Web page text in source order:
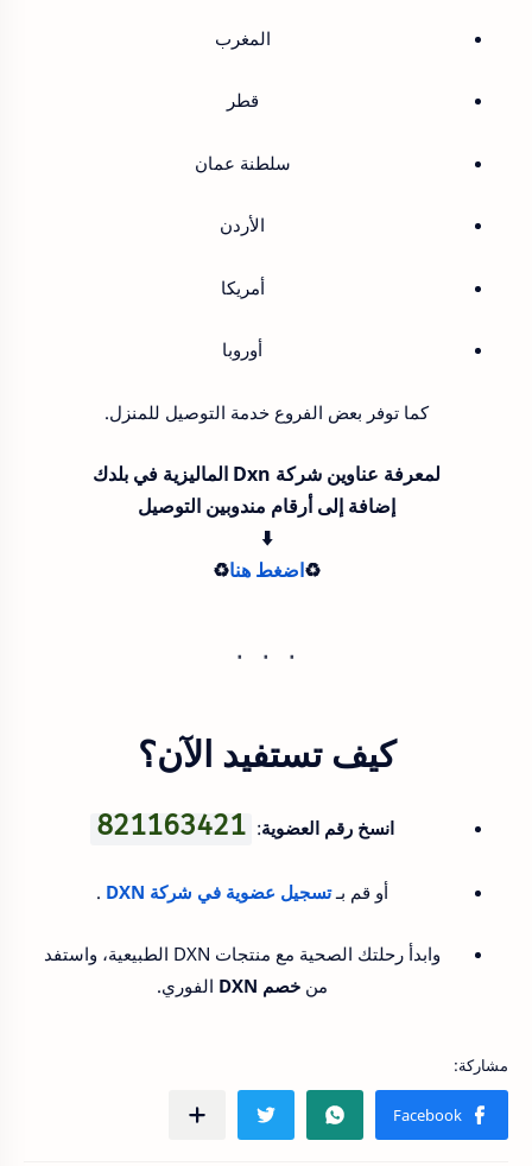
المغرب
قطر
سلطنة عمان
الأردن
أمريكا
أوروبا
كما توفر بعض الفروع خدمة التوصيل للمنزل.
لمعرفة عناوين شركة Dxn الماليزية في بلدك
إضافة إلى أرقام مندوبين التوصيل
⁦⬇️⁩
⁦♻️
⁩اضغط هنا⁦♻️
كيف تستفيد الآن؟
انسخ رقم العضوية:
821163421
أو قم بـتسجيل عضوية في شركة DXN .
وابدأ رحلتك الصحية مع منتجات DXN الطبيعية، واستفد
من خصم DXN الفوري.